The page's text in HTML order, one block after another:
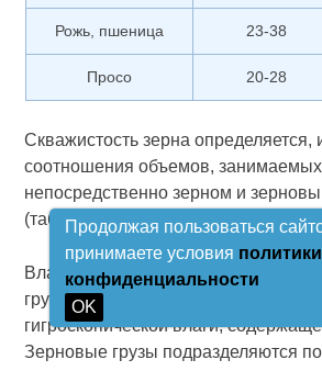
Рожь, пшеница 23-38
Просо 20-28
Скважистость зерна определяется,
соотношения объемов, занимаемых
непосредственно зерном и
(табл. 1).
Влажность – основной показатель
грузов – выраженная в процентах
гигроскопической влаги,
Зерновые грузы подразделяются
Продолжая пользоваться
принимаете условия политики
конфиденциальности
OK